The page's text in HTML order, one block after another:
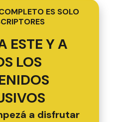
ES SOLO
ESTE Y A
LOS
a disfrutar